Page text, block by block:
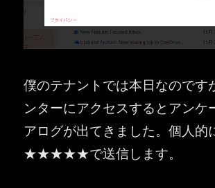
僕のテナントでは本日なのです
ンターにアクセスするとアンケ
アログが出てきました。個人的
★★★★★で送信します。